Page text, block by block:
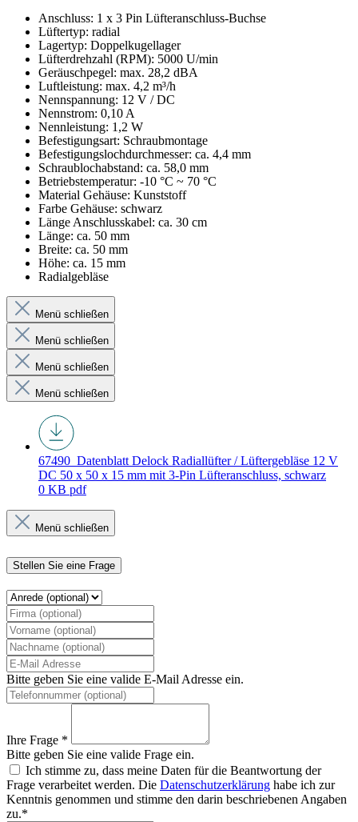
Anschluss: 1 x 3 Pin Lüfteranschluss-Buchse
Lüftertyp: radial
Lagertyp: Doppelkugellager
Lüfterdrehzahl (RPM): 5000 U/min
Geräuschpegel: max. 28,2 dBA
Luftleistung: max. 4,2 m³/h
Nennspannung: 12 V / DC
Nennstrom: 0,10 A
Nennleistung: 1,2 W
Befestigungsart: Schraubmontage
Befestigungslochdurchmesser: ca. 4,4 mm
Schraublochabstand: ca. 58,0 mm
Betriebstemperatur: -10 °C ~ 70 °C
Material Gehäuse: Kunststoff
Farbe Gehäuse: schwarz
Länge Anschlusskabel: ca. 30 cm
Länge: ca. 50 mm
Breite: ca. 50 mm
Höhe: ca. 15 mm
Radialgebläse
Menü schließen
Menü schließen
Menü schließen
Menü schließen
67490_Datenblatt Delock Radiallüfter / Lüftergebläse 12 V
DC 50 x 50 x 15 mm mit 3-Pin Lüfteranschluss, schwarz
0 KB pdf
Menü schließen
Stellen Sie eine Frage
Bitte geben Sie eine valide E-Mail Adresse ein.
Ihre Frage *
Bitte geben Sie eine valide Frage ein.
Ich stimme zu, dass meine Daten für die Beantwortung der
Frage verarbeitet werden. Die Datenschutzerklärung habe ich zur
Kenntnis genommen und stimme den darin beschriebenen Angaben
zu.*